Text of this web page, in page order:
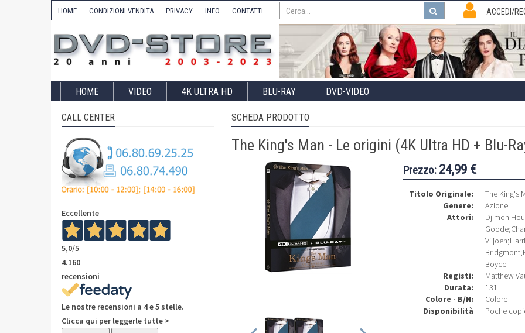
HOME CONDIZIONI VENDITA PRIVACY INFO CONTATTI ACCEDI/
HOME VIDEO 4K ULTRA HD BLU-RAY DVD-VIDEO
SCHEDA PRODOTTO
The King's Man - Le origini (4K Ultra HD + Blu-
Prezzo: 24,99 €
Titolo Originale:
The King's
Genere:
Azione
Attori:
Djimon
Goode;
Viljoen;
Bridgmont;
Boyce
Registi:
Matthew
Durata:
131
Colore - B/N:
Colore
Disponibilità
Poche
CALL CENTER
Eccellente
5,0/5
4.160
recensioni
Le nostre recensioni a 4 e 5 stelle.
Clicca qui per leggerle tutte >